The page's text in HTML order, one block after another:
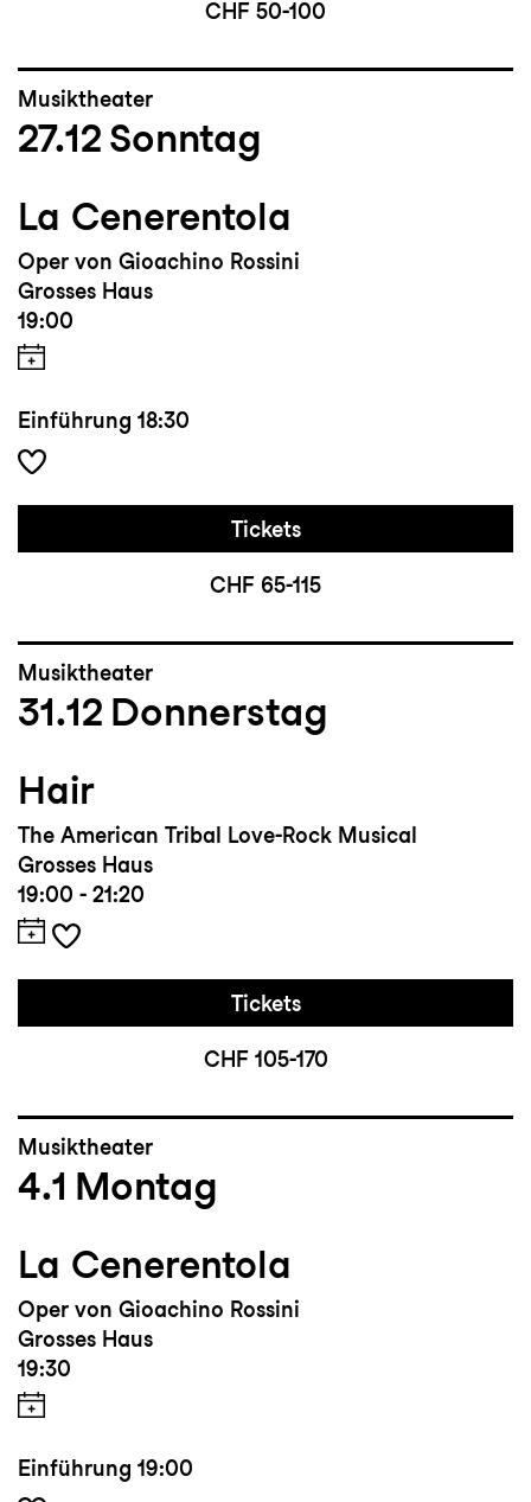
CHF 50-100
Musiktheater
27.12 Sonntag
La Cenerentola
Oper von Gioachino Rossini
Grosses Haus
19:00
Einführung 18:30
Tickets
CHF 65-115
Musiktheater
31.12 Donnerstag
Hair
The American Tribal Love-Rock Musical
Grosses Haus
19:00 - 21:20
Tickets
CHF 105-170
Musiktheater
4.1 Montag
La Cenerentola
Oper von Gioachino Rossini
Grosses Haus
19:30
Einführung 19:00